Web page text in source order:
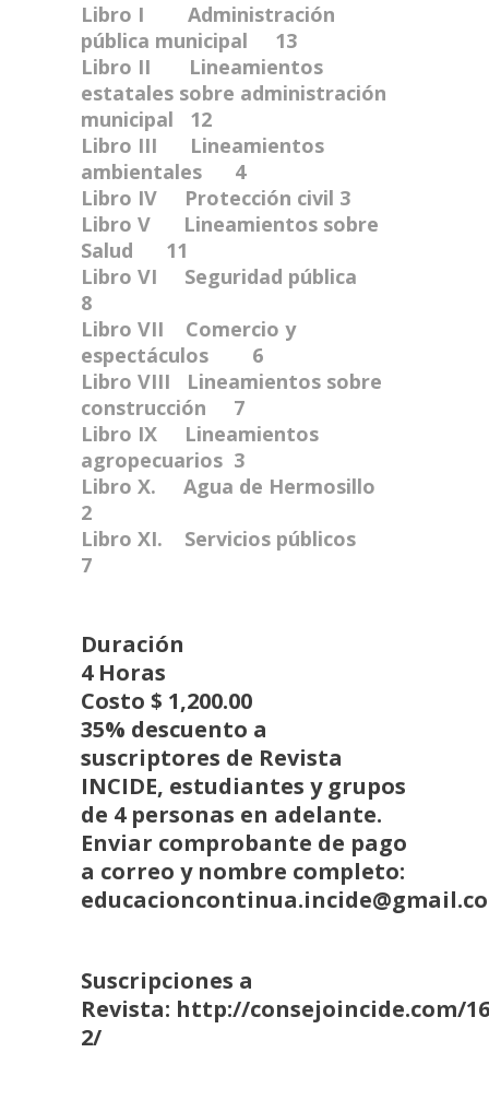
Libro I Administración
pública municipal 13
Libro II Lineamientos
estatales sobre administración
municipal 12
Libro III Lineamientos
ambientales 4
Libro IV Protección civil 3
Libro V Lineamientos sobre
Salud 11
Libro VI Seguridad pública
8
Libro VII Comercio y
espectáculos 6
Libro VIII Lineamientos sobre
construcción 7
Libro IX Lineamientos
agropecuarios 3
Libro X. Agua de Hermosillo
2
Libro XI. Servicios públicos
7
Duración
4 Horas
Costo $ 1,200.00
35% descuento a
suscriptores de Revista
INCIDE, estudiantes y grupos
de 4 personas en adelante.
Enviar comprobante de pago
a correo y nombre completo:
Suscripciones a
Revista: http://consejoincide.com/
2/